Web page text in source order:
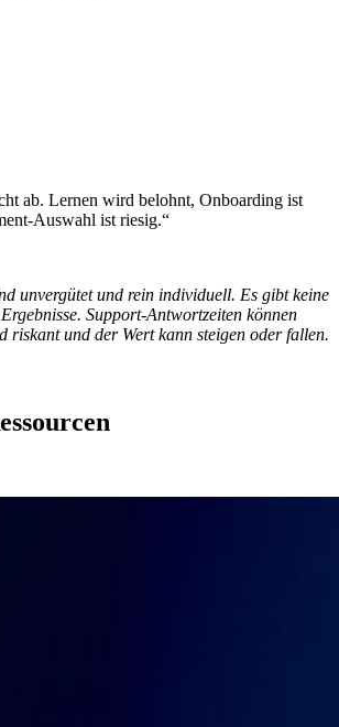
ab. Lernen wird belohnt, Onboarding ist
Auswahl ist riesig.“
unvergütet und rein individuell. Es gibt keine
Support-Antwortzeiten können
riskant und der Wert kann steigen oder fallen.